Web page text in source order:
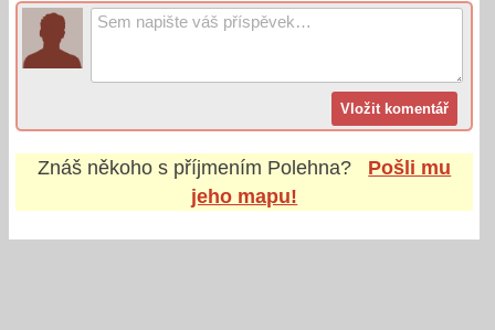
Znáš někoho s příjmením Polehna?
Pošli mu
jeho mapu!